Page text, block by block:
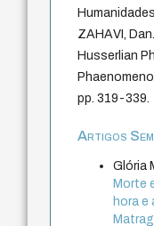
ZAHAVI,
Husserlian
pp. 319-339.
Artigos
Glória
Morte
hora e